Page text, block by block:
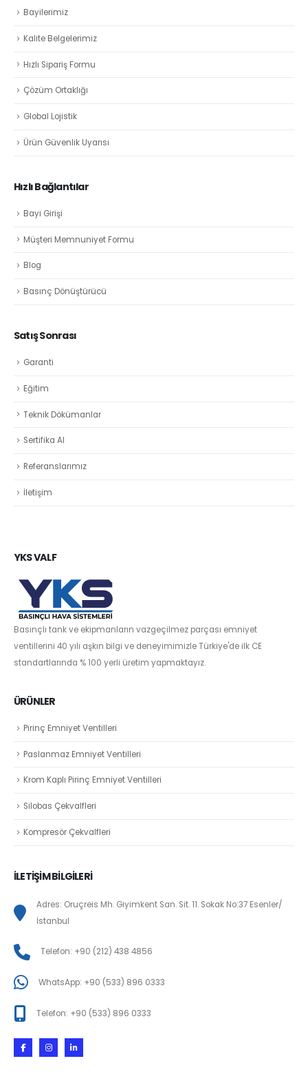
Bayilerimiz
Kalite Belgelerimiz
Hızlı Sipariş Formu
Çözüm Ortaklığı
Global Lojistik
Ürün Güvenlik Uyarısı
Hızlı Bağlantılar
Bayi Girişi
Müşteri Memnuniyet Formu
Blog
Basınç Dönüştürücü
Satış Sonrası
Garanti
Eğitim
Teknik Dökümanlar
Sertifika Al
Referanslarımız
İletişim
YKS VALF
Basınçlı tank ve ekipmanların vazgeçilmez parçası emniyet
ventillerini 40 yılı aşkın bilgi ve deneyimimizle Türkiye'de ilk CE
standartlarında % 100 yerli üretim yapmaktayız.
ÜRÜNLER
Pirinç Emniyet Ventilleri
Paslanmaz Emniyet Ventilleri
Krom Kaplı Pirinç Emniyet Ventilleri
Silobas Çekvalfleri
Kompresör Çekvalfleri
İLETİŞİM BİLGİLERİ
Adres: Oruçreis Mh. Giyimkent San. Sit. 11. Sokak No:37 Esenler/
İstanbul
Telefon: +90 (212) 438 4856
WhatsApp: +90 (533) 896 0333
Telefon: +90 (533) 896 0333